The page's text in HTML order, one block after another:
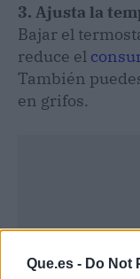
Que.es - Do Not
3. Ajusta la
Bajar el
reduce el
También
en grifos.